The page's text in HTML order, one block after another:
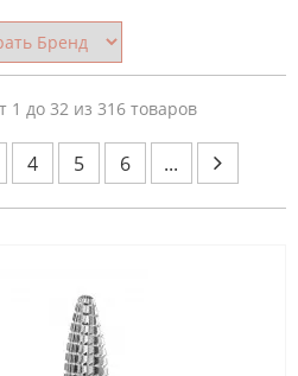
1 до 32 из 316 товаров
4 5 6 ...